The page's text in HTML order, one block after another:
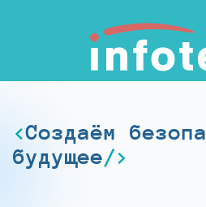
Создаём
будущее